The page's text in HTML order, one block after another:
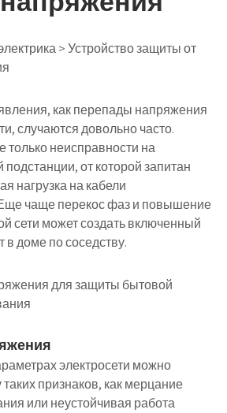
> Устройство защиты от
как перепады напряжения
случаются довольно часто.
только неисправности на
от которой запитан
нагрузка на кабели
чаще перекос фаз и повышение
сети может создать включенный
доме по соседству.
для защиты бытовой
электросети можно
признаков, как мерцание
или неустойчивая работа